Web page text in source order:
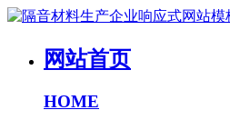
网站首页
HOME